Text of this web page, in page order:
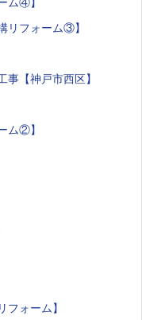
リフォーム③】
【神戸市西区】
ム②】
ォーム】